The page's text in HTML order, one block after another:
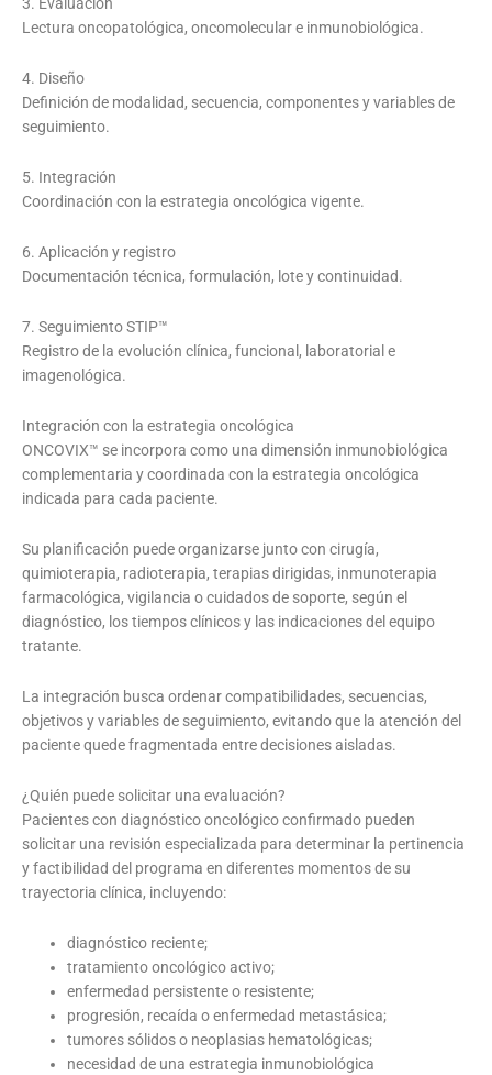
3. Evaluación
Lectura oncopatológica, oncomolecular e inmunobiológica.
4. Diseño
Definición de modalidad, secuencia, componentes y variables de
seguimiento.
5. Integración
Coordinación con la estrategia oncológica vigente.
6. Aplicación y registro
Documentación técnica, formulación, lote y continuidad.
7. Seguimiento STIP™
Registro de la evolución clínica, funcional, laboratorial e
imagenológica.
Integración con la estrategia oncológica
ONCOVIX™ se incorpora como una dimensión inmunobiológica
complementaria y coordinada con la estrategia oncológica
indicada para cada paciente.
Su planificación puede organizarse junto con cirugía,
quimioterapia, radioterapia, terapias dirigidas, inmunoterapia
farmacológica, vigilancia o cuidados de soporte, según el
diagnóstico, los tiempos clínicos y las indicaciones del equipo
tratante.
La integración busca ordenar compatibilidades, secuencias,
objetivos y variables de seguimiento, evitando que la atención del
paciente quede fragmentada entre decisiones aisladas.
¿Quién puede solicitar una evaluación?
Pacientes con diagnóstico oncológico confirmado pueden
solicitar una revisión especializada para determinar la pertinencia
y factibilidad del programa en diferentes momentos de su
trayectoria clínica, incluyendo:
diagnóstico reciente;
tratamiento oncológico activo;
enfermedad persistente o resistente;
progresión, recaída o enfermedad metastásica;
tumores sólidos o neoplasias hematológicas;
necesidad de una estrategia inmunobiológica